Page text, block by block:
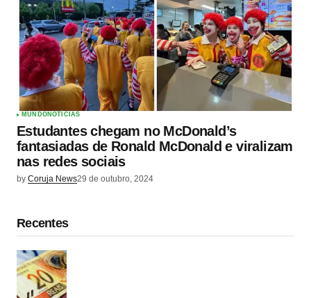
MUNDONOTÍCIAS
Estudantes chegam no McDonald’s
fantasiadas de Ronald McDonald e viralizam
nas redes sociais
by Coruja News29 de outubro, 2024
Recentes